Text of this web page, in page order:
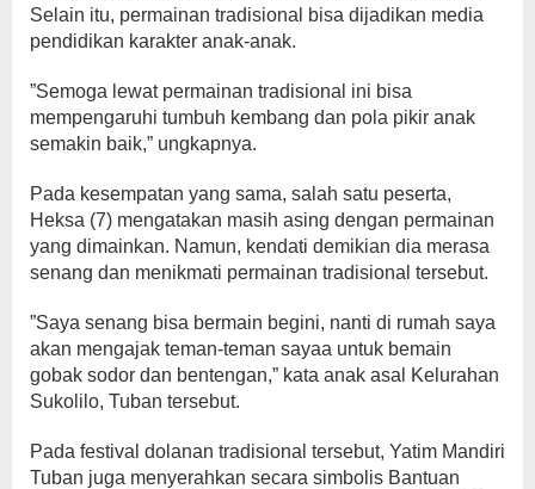
Selain itu, permainan tradisional bisa dijadikan media
pendidikan karakter anak-anak.
”Semoga lewat permainan tradisional ini bisa
mempengaruhi tumbuh kembang dan pola pikir anak
semakin baik,” ungkapnya.
Pada kesempatan yang sama, salah satu peserta,
Heksa (7) mengatakan masih asing dengan permainan
yang dimainkan. Namun, kendati demikian dia merasa
senang dan menikmati permainan tradisional tersebut.
”Saya senang bisa bermain begini, nanti di rumah saya
akan mengajak teman-teman sayaa untuk bemain
gobak sodor dan bentengan,” kata anak asal Kelurahan
Sukolilo, Tuban tersebut.
Pada festival dolanan tradisional tersebut, Yatim Mandiri
Tuban juga menyerahkan secara simbolis Bantuan